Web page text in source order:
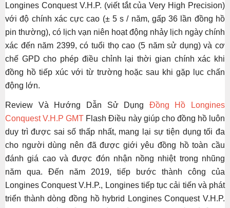
Longines Conquest V.H.P. (viết tắt của Very High Precision)
với độ chính xác cực cao (± 5 s / năm, gấp 36 lần đồng hồ
pin thường), có lịch vạn niên hoạt động nhảy lịch ngày chính
xác đến năm 2399, có tuổi thọ cao (5 năm sử dụng) và cơ
chế GPD cho phép điều chỉnh lại thời gian chính xác khi
đồng hồ tiếp xúc với từ trường hoặc sau khi gặp lục chấn
động lớn.
Review Và Hướng Dẫn Sử Dụng Đồng Hồ Longines
Conquest V.H.P GMT Flash Điều này giúp cho đồng hồ luôn
duy trì được sai số thấp nhất, mang lại sự tiện dụng tối đa
cho người dùng nên đã được giới yêu đồng hồ toàn cầu
đánh giá cao và được đón nhận nồng nhiệt trong nhũng
năm qua. Đến năm 2019, tiếp bước thành công của
Longines Conquest V.H.P., Longines tiếp tục cải tiến và phát
triển thành dòng đồng hồ hybrid Longines Conquest V.H.P.